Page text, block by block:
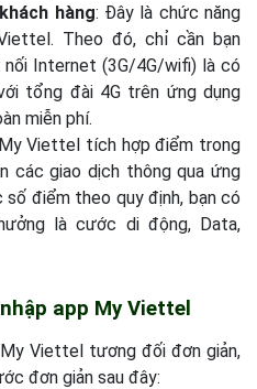
hàng: Đây là chức năng
Theo đó, chỉ cần bạn
nối Internet (3G/4G/wifi) là có
tổng đài 4G trên ứng dụng
miễn phí.
Viettel tích hợp điểm trong
các giao dịch thông qua ứng
số điểm theo quy định, bạn có
là cước di động, Data,
app My Viettel
Viettel tương đối đơn giản,
đơn giản sau đây: